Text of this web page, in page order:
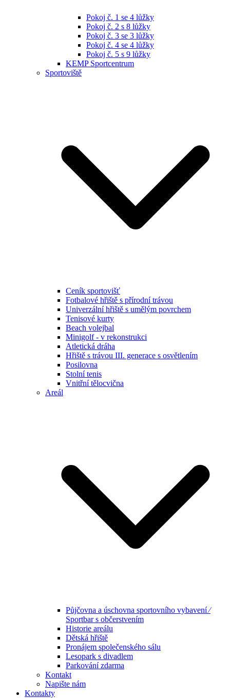
Pokoj č. 1 se 4 lůžky
Pokoj č. 2 s 8 lůžky
Pokoj č. 3 se 3 lůžky
Pokoj č. 4 se 4 lůžky
Pokoj č. 5 s 9 lůžky
KEMP Sportcentrum
Sportoviště
Ceník sportovišť
Fotbalové hřiště s přírodní trávou
Univerzální hřiště s umělým povrchem
Tenisové kurty
Beach volejbal
Minigolf - v rekonstrukci
Atletická dráha
Hřiště s trávou III. generace s osvětlením
Posilovna
Stolní tenis
Vnitřní tělocvična
Areál
Půjčovna a úschovna sportovního vybavení ⁄
Sportbar s občerstvením
Historie areálu
Dětská hřiště
Pronájem společenského sálu
Lesopark s divadlem
Parkování zdarma
Kontakt
Napište nám
Kontakty